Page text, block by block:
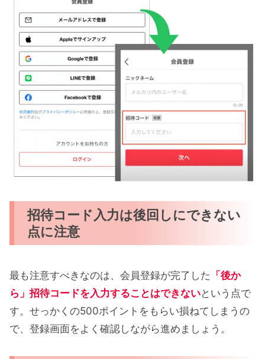
招待コード入力は後回しにできない
点に注意
最も注意すべきなのは、会員登録が完了した 「後か
ら」招待コードを入力することはできないという点で
す。せっかくの500ポイントをもらい損ねてしまうの
で、登録画面をよく確認しながら進めましょう。